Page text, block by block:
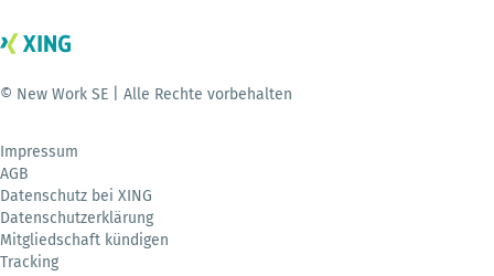
© New Work SE | Alle Rechte vorbehalten
Impressum
AGB
Datenschutz bei XING
Datenschutzerklärung
Mitgliedschaft kündigen
Tracking